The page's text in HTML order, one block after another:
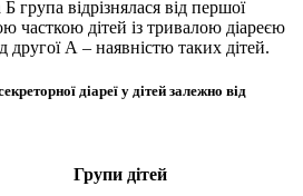
група відрізнялася від першої
часткою дітей із тривалою діареєю
другої А – наявністю таких дітей.
діареї у дітей залежно від
Групи дітей